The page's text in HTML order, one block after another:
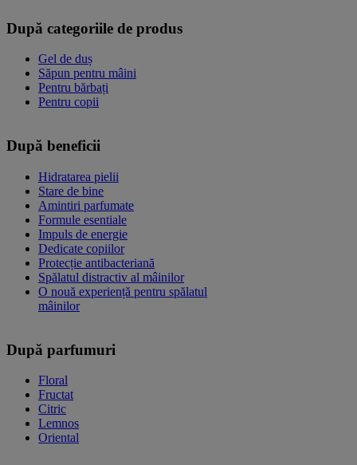
După categoriile de produs
Gel de duș
Săpun pentru mâini
Pentru bărbați
Pentru copii
După beneficii
Hidratarea pielii
Stare de bine
Amintiri parfumate
Formule esentiale
Impuls de energie
Dedicate copiilor
Protecție antibacteriană
Spălatul distractiv al mâinilor
O nouă experiență pentru spălatul
mâinilor
După parfumuri
Floral
Fructat
Citric
Lemnos
Oriental